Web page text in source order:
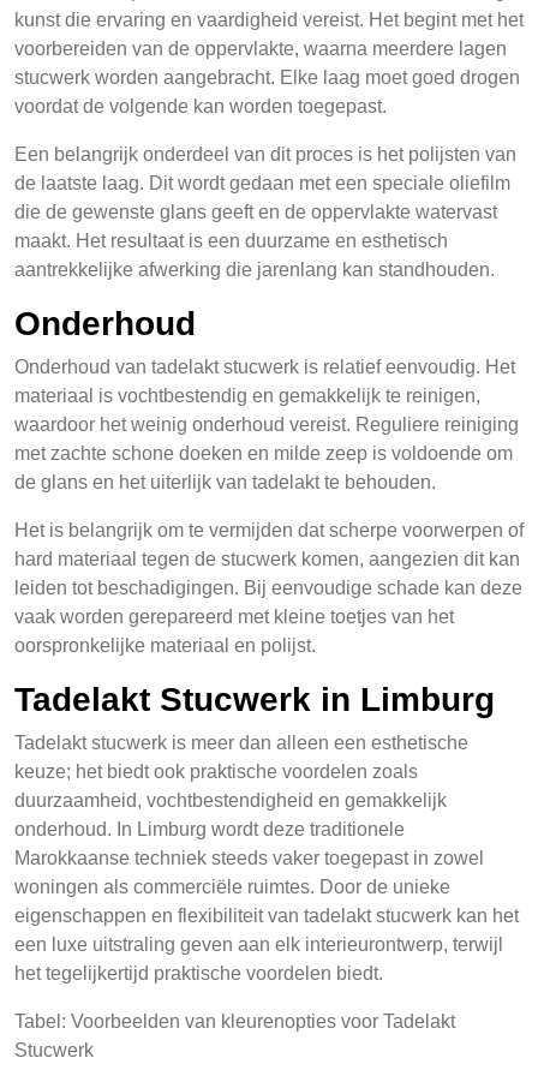
kunst die ervaring en vaardigheid vereist. Het begint met het
voorbereiden van de oppervlakte, waarna meerdere lagen
stucwerk worden aangebracht. Elke laag moet goed drogen
voordat de volgende kan worden toegepast.
Een belangrijk onderdeel van dit proces is het polijsten van
de laatste laag. Dit wordt gedaan met een speciale oliefilm
die de gewenste glans geeft en de oppervlakte watervast
maakt. Het resultaat is een duurzame en esthetisch
aantrekkelijke afwerking die jarenlang kan standhouden.
Onderhoud
Onderhoud van tadelakt stucwerk is relatief eenvoudig. Het
materiaal is vochtbestendig en gemakkelijk te reinigen,
waardoor het weinig onderhoud vereist. Reguliere reiniging
met zachte schone doeken en milde zeep is voldoende om
de glans en het uiterlijk van tadelakt te behouden.
Het is belangrijk om te vermijden dat scherpe voorwerpen of
hard materiaal tegen de stucwerk komen, aangezien dit kan
leiden tot beschadigingen. Bij eenvoudige schade kan deze
vaak worden gerepareerd met kleine toetjes van het
oorspronkelijke materiaal en polijst.
Tadelakt Stucwerk in Limburg
Tadelakt stucwerk is meer dan alleen een esthetische
keuze; het biedt ook praktische voordelen zoals
duurzaamheid, vochtbestendigheid en gemakkelijk
onderhoud. In Limburg wordt deze traditionele
Marokkaanse techniek steeds vaker toegepast in zowel
woningen als commerciële ruimtes. Door de unieke
eigenschappen en flexibiliteit van tadelakt stucwerk kan het
een luxe uitstraling geven aan elk interieurontwerp, terwijl
het tegelijkertijd praktische voordelen biedt.
Tabel: Voorbeelden van kleurenopties voor Tadelakt
Stucwerk